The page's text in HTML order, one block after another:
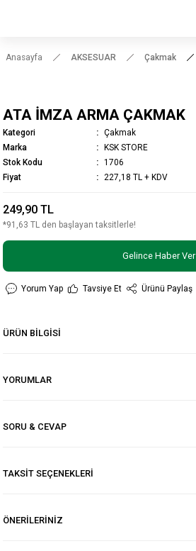
Anasayfa AKSESUAR Çakmak
ATA İMZA ARMA ÇAKMAK
Kategori
Çakmak
Marka
KSK STORE
Stok Kodu
1706
Fiyat
227,18 TL + KDV
249,90 TL
*91,63 TL den başlayan taksitlerle!
Gelince Haber Ver
Yorum Yap Tavsiye Et Ürünü Paylaş
ÜRÜN BİLGİSİ
YORUMLAR
SORU & CEVAP
TAKSİT SEÇENEKLERİ
ÖNERİLERİNİZ